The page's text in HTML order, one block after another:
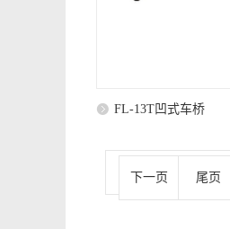
FL-13T凹式车桥
下一页 尾页